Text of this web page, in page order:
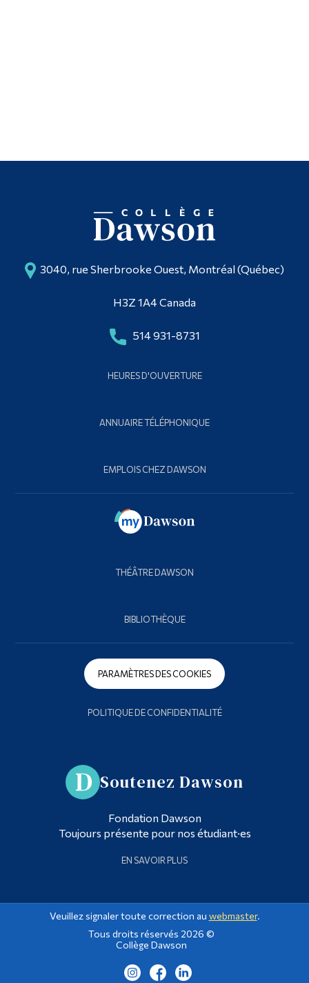
3040, rue Sherbrooke Ouest, Montréal (Québec)
H3Z 1A4 Canada
514 931-8731
HEURES D'OUVERTURE
ANNUAIRE TÉLÉPHONIQUE
EMPLOIS CHEZ DAWSON
THÉÂTRE DAWSON
BIBLIOTHÈQUE
PARAMÈTRES DES COOKIES
POLITIQUE DE CONFIDENTIALITÉ
Soutenez Dawson
Fondation Dawson
Toujours présente pour nos étudiant·es
EN SAVOIR PLUS
Veuillez signaler toute correction au webmaster.
Tous droits réservés 2026 ©
Collège Dawson